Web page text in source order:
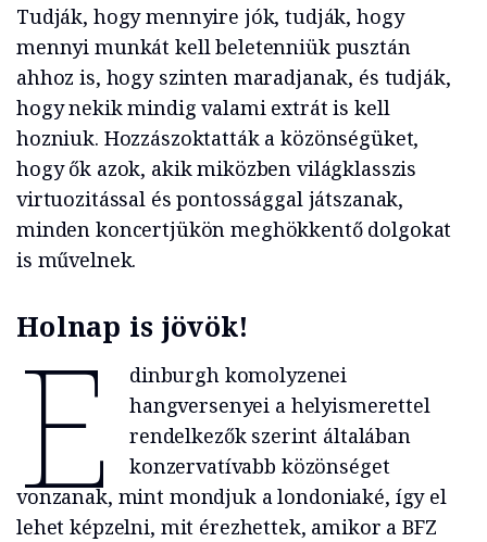
Tudják, hogy mennyire jók, tudják, hogy
mennyi munkát kell beletenniük pusztán
ahhoz is, hogy szinten maradjanak, és tudják,
hogy nekik mindig valami extrát is kell
hozniuk. Hozzászoktatták a közönségüket,
hogy ők azok, akik miközben világklasszis
virtuozitással és pontossággal játszanak,
minden koncertjükön meghökkentő dolgokat
is művelnek.
Holnap is jövök!
E
dinburgh komolyzenei
hangversenyei a helyismerettel
rendelkezők szerint általában
konzervatívabb közönséget
vonzanak, mint mondjuk a londoniaké, így el
lehet képzelni, mit érezhettek, amikor a BFZ